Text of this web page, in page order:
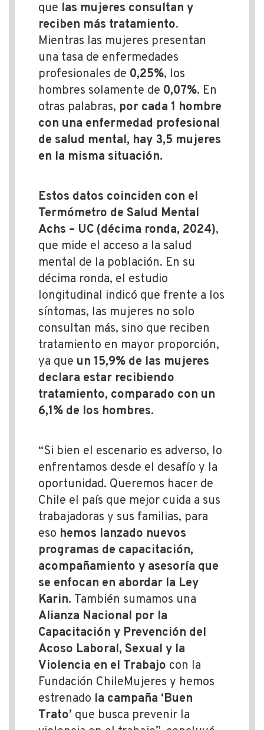
que las mujeres consultan y
reciben más tratamiento.
Mientras las mujeres presentan
una tasa de enfermedades
profesionales de 0,25%, los
hombres solamente de 0,07%. En
otras palabras, por cada 1 hombre
con una enfermedad profesional
de salud mental, hay 3,5 mujeres
en la misma situación.
Estos datos coinciden con el
Termómetro de Salud Mental
Achs – UC (décima ronda, 2024),
que mide el acceso a la salud
mental de la población. En su
décima ronda, el estudio
longitudinal indicó que frente a los
síntomas, las mujeres no solo
consultan más, sino que reciben
tratamiento en mayor proporción,
ya que un 15,9% de las mujeres
declara estar recibiendo
tratamiento, comparado con un
6,1% de los hombres.
“Si bien el escenario es adverso, lo
enfrentamos desde el desafío y la
oportunidad. Queremos hacer de
Chile el país que mejor cuida a sus
trabajadoras y sus familias, para
eso hemos lanzado nuevos
programas de capacitación,
acompañamiento y asesoría que
se enfocan en abordar la Ley
Karin. También sumamos una
Alianza Nacional por la
Capacitación y Prevención del
Acoso Laboral, Sexual y la
Violencia en el Trabajo con la
Fundación ChileMujeres y hemos
estrenado la campaña ‘Buen
Trato’ que busca prevenir la